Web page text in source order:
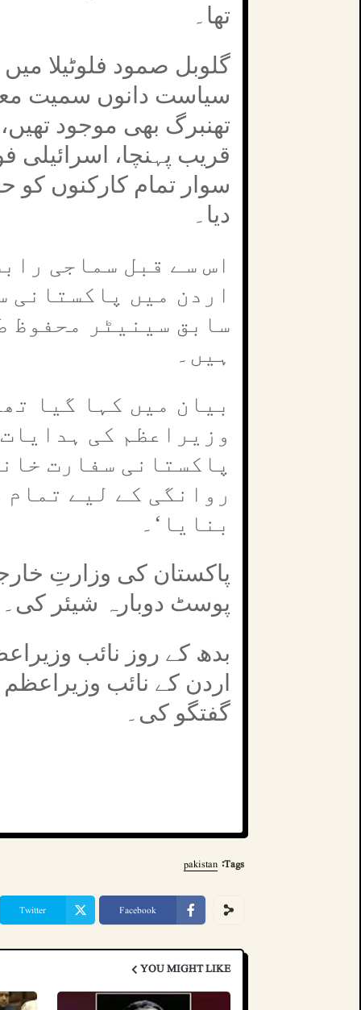
تھا۔
گلوبل صمود فلوٹیلا
سیاست دانوں سمیت
تھنبرگ بھی موجود
قریب پہنچا، اسرائیلی
سوار تمام کارکنوں کو
دیا۔
اس سے قبل سماجی
اردن میں پاکستانی
سابق سینیٹر محفوظ
ہیں۔
بیان میں کہا گیا
وزیراعظم کی
پاکستانی سفارت
روانگی کے لیے
بنایا‘۔
پاکستان کی وزارتِ
پوسٹ دوبارہ شیئر کی۔
بدھ کے روز نائب
اردن کے نائب
گفتگو کی۔
Tags:
pakistan
Facebook
Twitter
YOU MIGHT LIKE